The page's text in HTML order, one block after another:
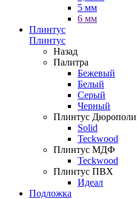
5 мм
6 мм
Плинтус
Плинтус
Назад
Палитра
Бежевый
Белый
Серый
Черный
Плинтус
Solid
Teckwood
Плинтус МДФ
Teckwood
Плинтус ПВХ
Идеал
Подложка